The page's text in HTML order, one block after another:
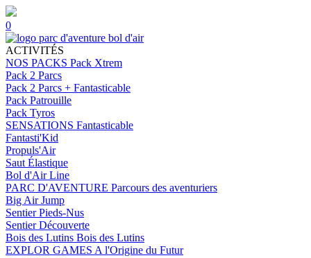
0
ACTIVITÉS
NOS PACKS Pack Xtrem
Pack 2 Parcs
Pack 2 Parcs + Fantasticable
Pack Patrouille
Pack Tyros
SENSATIONS Fantasticable
Fantasti'Kid
Propuls'Air
Saut Élastique
Bol d'Air Line
PARC D'AVENTURE Parcours des aventuriers
Big Air Jump
Sentier Pieds-Nus
Sentier Découverte
Bois des Lutins Bois des Lutins
EXPLOR GAMES A l'Origine du Futur